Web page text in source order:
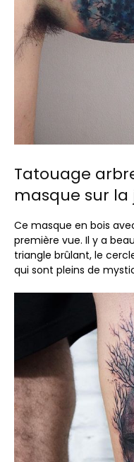
Tatouage
masque sur
Ce masque en bois
première vue. Il y a
triangle brûlant, le
qui sont pleins de